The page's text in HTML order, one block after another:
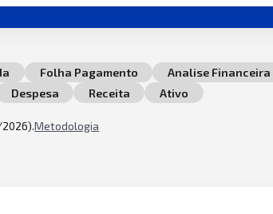
Folha Pagamento Analise Financeira
Despesa Receita Ativo
Metodologia